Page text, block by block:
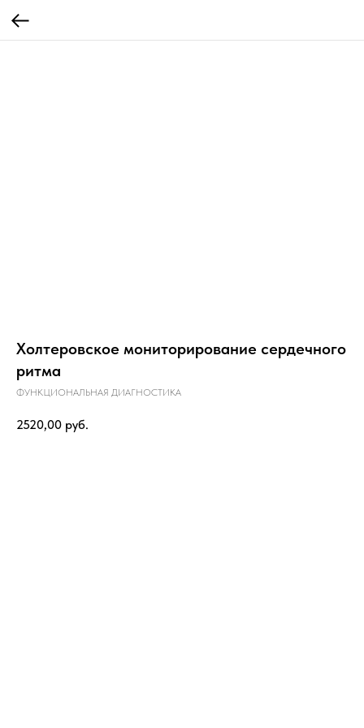
Холтеровское мониторирование сердечного
ритма
ФУНКЦИОНАЛЬНАЯ ДИАГНОСТИКА
2520,00 руб.